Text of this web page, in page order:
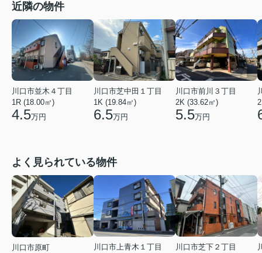
近隣の物件
川口市並木４丁目
1R (18.00㎡)
4.5万円
川口市芝中田１丁目
1K (19.84㎡)
6.5万円
川口市前川３丁目
2K (33.62㎡)
5.5万円
よく見られている物件
川口市原町
川口市上青木１丁目
川口市芝下２丁目